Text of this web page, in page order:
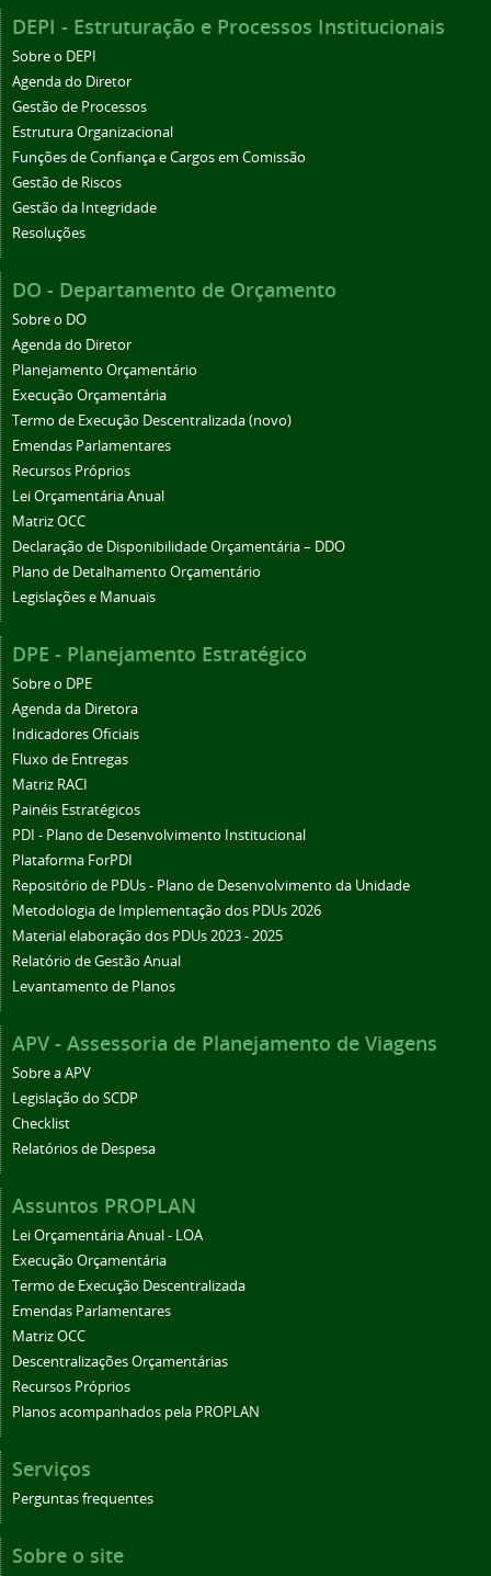
DEPI - Estruturação e Processos Institucionais
Sobre o DEPI
Agenda do Diretor
Gestão de Processos
Estrutura Organizacional
Funções de Confiança e Cargos em Comissão
Gestão de Riscos
Gestão da Integridade
Resoluções
DO - Departamento de Orçamento
Sobre o DO
Agenda do Diretor
Planejamento Orçamentário
Execução Orçamentária
Termo de Execução Descentralizada (novo)
Emendas Parlamentares
Recursos Próprios
Lei Orçamentária Anual
Matriz OCC
Declaração de Disponibilidade Orçamentária – DDO
Plano de Detalhamento Orçamentário
Legislações e Manuais
DPE - Planejamento Estratégico
Sobre o DPE
Agenda da Diretora
Indicadores Oficiais
Fluxo de Entregas
Matriz RACI
Painéis Estratégicos
PDI - Plano de Desenvolvimento Institucional
Plataforma ForPDI
Repositório de PDUs - Plano de Desenvolvimento da Unidade
Metodologia de Implementação dos PDUs 2026
Material elaboração dos PDUs 2023 - 2025
Relatório de Gestão Anual
Levantamento de Planos
APV - Assessoria de Planejamento de Viagens
Sobre a APV
Legislação do SCDP
Checklist
Relatórios de Despesa
Assuntos PROPLAN
Lei Orçamentária Anual - LOA
Execução Orçamentária
Termo de Execução Descentralizada
Emendas Parlamentares
Matriz OCC
Descentralizações Orçamentárias
Recursos Próprios
Planos acompanhados pela PROPLAN
Serviços
Perguntas frequentes
Sobre o site